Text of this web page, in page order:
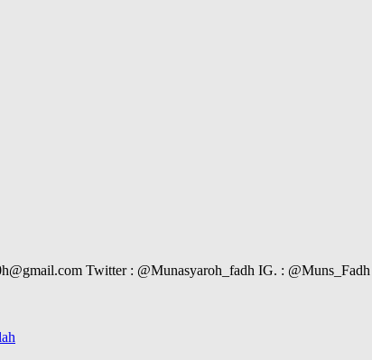
Twitter : @Munasyaroh_fadh IG. : @Muns_Fadh